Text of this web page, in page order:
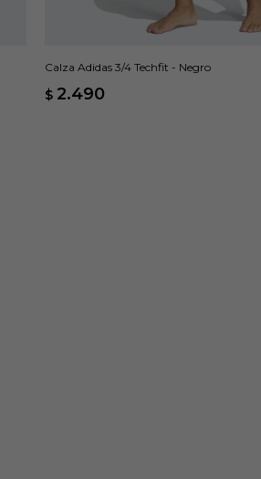
Calza Adidas 3/4 Techfit - Negro
$ 2.490